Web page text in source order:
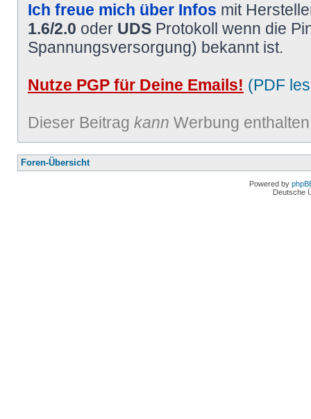
Ich freue mich über Infos mit
1.6/2.0 oder UDS Protokoll wenn die
Spannungsversorgung) bekannt ist.
Nutze PGP für Deine Emails! (PDF
Dieser Beitrag kann Werbung
Foren-Übersicht
Powered by
Deutsche